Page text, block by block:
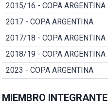
2015/16 - COPA ARGENTINA
2017 - COPA ARGENTINA
2017/18 - COPA ARGENTINA
2018/19 - COPA ARGENTINA
2023 - COPA ARGENTINA
MIEMBRO INTEGRANTE